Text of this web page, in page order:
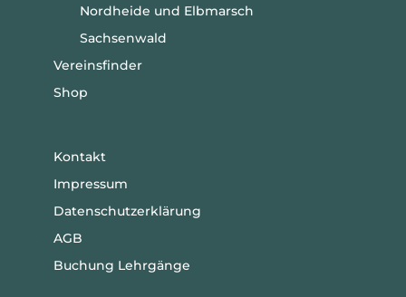
Nordheide und Elbmarsch
Sachsenwald
Vereinsfinder
Shop
Kontakt
Impressum
Datenschutzerklärung
AGB
Buchung Lehrgänge